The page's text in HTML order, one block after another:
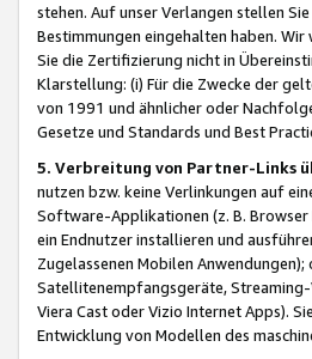
stehen. Auf unser Verlangen stellen
Bestimmungen eingehalten haben.
Sie die Zertifizierung nicht in
Klarstellung: (i) Für die Zwecke der
von 1991 und ähnlicher oder
Gesetze und Standards und Best
5. Verbreitung von Partner-Links
nutzen bzw. keine Verlinkungen auf
Software-Applikationen (z. B.
ein Endnutzer installieren und
Zugelassenen Mobilen
Satellitenempfangsgeräte, Streaming-
Viera Cast oder Vizio Internet Apps).
Entwicklung von Modellen des